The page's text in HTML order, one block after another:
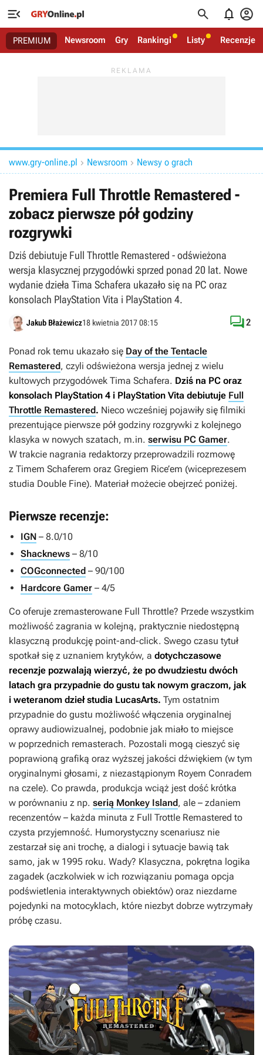
   
PREMIUM Newsroom Gry Rankingi Listy Recenzje
www.gry-online.pl  Newsroom  Newsy o grach
Premiera Full Throttle Remastered -
zobacz pierwsze pół godziny
rozgrywki
Dziś debiutuje Full Throttle Remastered - odświeżona
wersja klasycznej przygodówki sprzed ponad 20 lat. Nowe
wydanie dzieła Tima Schafera ukazało się na PC oraz
konsolach PlayStation Vita i PlayStation 4.
Jakub Błażewicz18 kwietnia 2017 08:15 2
Ponad rok temu ukazało się Day of the Tentacle
Remastered, czyli odświeżona wersja jednej z wielu
kultowych przygodówek Tima Schafera. Dziś na PC oraz
konsolach PlayStation 4 i PlayStation Vita debiutuje Full
Throttle Remastered. Nieco wcześniej pojawiły się filmiki
prezentujące pierwsze pół godziny rozgrywki z kolejnego
klasyka w nowych szatach, m.in. serwisu PC Gamer.
W trakcie nagrania redaktorzy przeprowadzili rozmowę
z Timem Schaferem oraz Gregiem Rice’em (wiceprezesem
studia Double Fine). Materiał możecie obejrzeć poniżej.
Pierwsze recenzje:
IGN – 8.0/10
Shacknews – 8/10
COGconnected – 90/100
Hardcore Gamer – 4/5
Co oferuje zremasterowane Full Throttle? Przede wszystkim
możliwość zagrania w kolejną, praktycznie niedostępną
klasyczną produkcję point-and-click. Swego czasu tytuł
spotkał się z uznaniem krytyków, a dotychczasowe
recenzje pozwalają wierzyć, że po dwudziestu dwóch
latach gra przypadnie do gustu tak nowym graczom, jak
i weteranom dzieł studia LucasArts. Tym ostatnim
przypadnie do gustu możliwość włączenia oryginalnej
oprawy audiowizualnej, podobnie jak miało to miejsce
w poprzednich remasterach. Pozostali mogą cieszyć się
poprawioną grafiką oraz wyższej jakości dźwiękiem (w tym
oryginalnymi głosami, z niezastąpionym Royem Conradem
na czele). Co prawda, produkcja wciąż jest dość krótka
w porównaniu z np. serią Monkey Island, ale – zdaniem
recenzentów – każda minuta z Full Trottle Remastered to
czysta przyjemność. Humorystyczny scenariusz nie
zestarzał się ani trochę, a dialogi i sytuacje bawią tak
samo, jak w 1995 roku. Wady? Klasyczna, pokrętna logika
zagadek (aczkolwiek w ich rozwiązaniu pomaga opcja
podświetlenia interaktywnych obiektów) oraz niezdarne
pojedynki na motocyklach, które niezbyt dobrze wytrzymały
próbę czasu.